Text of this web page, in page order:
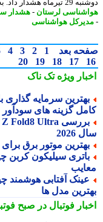
داد. به گزارش خبرگزاری ...
لرستان-هشدار سطح
هواشناسی
بعد 1
2
3
4
5
17
18
19
20
ویژهتک ناک
گزینه های سودآور
2026
موتور برق برای
سیلیکون کربن
آفتابی هوشمند
مدل ها
فوتبال در صبح فوتبالی